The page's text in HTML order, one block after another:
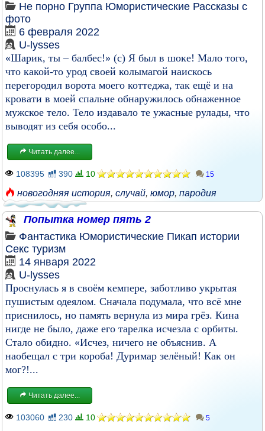
Не порно Группа Юмористические Рассказы с
фото
6 февраля 2022
U-lysses
«Шарик, ты – балбес!» (с) Я был в шоке! Мало того,
что какой-то урод своей колымагой наискось
перегородил ворота моего коттеджа, так ещё и на
кровати в моей спальне обнаружилось обнаженное
мужское тело. Тело издавало те ужасные рулады, что
выводят из себя особо...
Читать далее...
108395 390 10 15
новогодняя история, случай, юмор, пародия
Попытка номер пять 2
Фантастика Юмористические Пикап истории
Секс туризм
14 января 2022
U-lysses
Проснулась я в своём кемпере, заботливо укрытая
пушистым одеялом. Сначала подумала, что всё мне
приснилось, но память вернула из мира грёз. Кина
нигде не было, даже его тарелка исчезла с орбиты.
Стало обидно. «Исчез, ничего не объяснив. А
наобещал с три короба! Дуримар зелёный! Как он
мог?!...
Читать далее...
103060 230 10 5